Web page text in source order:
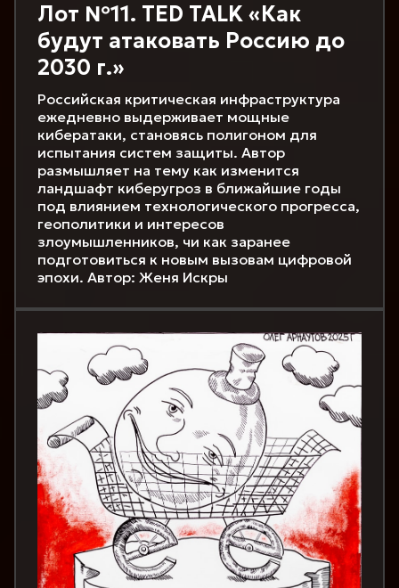
Лот №11. TED TALK «Как
будут атаковать Россию до
2030 г.»
Российская критическая инфраструктура
ежедневно выдерживает мощные
кибератаки, становясь полигоном для
испытания систем защиты. Автор
размышляет на тему как изменится
ландшафт киберугроз в ближайшие годы
под влиянием технологического прогресса,
геополитики и интересов
злоумышленников, чи как заранее
подготовиться к новым вызовам цифровой
эпохи. Автор: Женя Искры